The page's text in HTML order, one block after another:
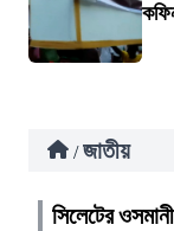
/ জাতীয়
সিলেটের